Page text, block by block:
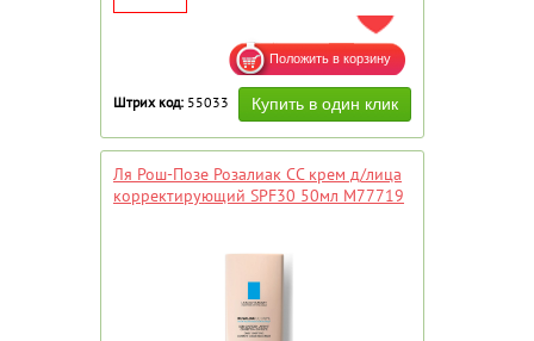
ДОБАВИТЬ В ИЗБРАННОЕ
Штрих код: 55033
Ля Рош-Позе Розалиак СС крем д/лица
корректирующий SPF30 50мл М77719